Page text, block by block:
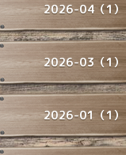
2026-04（1）
2026-03（1）
2026-01（1）